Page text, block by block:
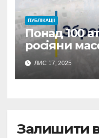
ПУБЛІКАЦІЇ
Понад 100
росіяни
обстріляли
ЛИС 17, 2025
Залишити